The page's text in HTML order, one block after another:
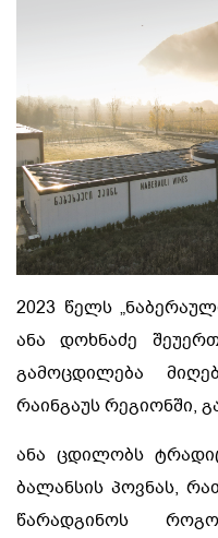
2023 წელს
ანა დოხნაძე
გამოცდილება
რაინგაუს რეგიონში,
ანა ცდილობს
ბალანსის პოვნას,
წარადგინოს